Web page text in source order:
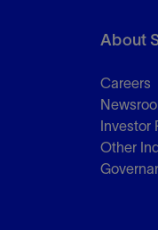
About
Careers
Investor
Other